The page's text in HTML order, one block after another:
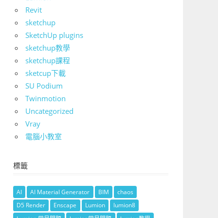
Revit
sketchup
SketchUp plugins
sketchup教學
sketchup課程
sketcup下載
SU Podium
Twinmotion
Uncategorized
Vray
電腦小教室
標籤
AI AI Material Generator BIM
chaos
D5 Render
Enscape Lumion
lumion8